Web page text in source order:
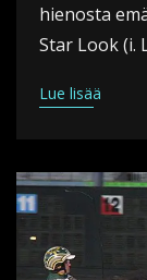
hienosta
Star Look (i.
Lue lisää